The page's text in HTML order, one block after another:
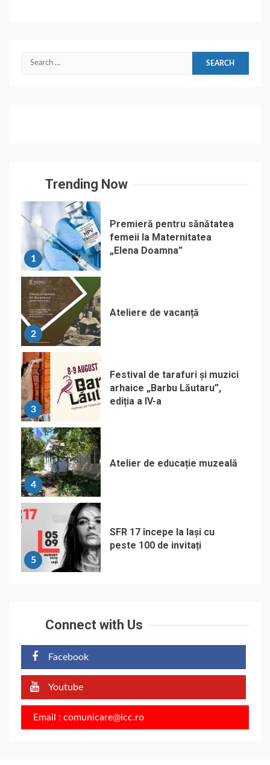
Search
Trending Now
1
Premieră pentru sănătatea
femeii la Maternitatea
„Elena Doamna”
2
Ateliere de vacanță
3
Festival de tarafuri și muzici
arhaice „Barbu Lăutaru”,
ediția a IV-a
4
Atelier de educație muzeală
5
SFR 17 începe la Iași cu
peste 100 de invitați
Connect with Us
Facebook
Youtube
Email : comunicare@icc.ro